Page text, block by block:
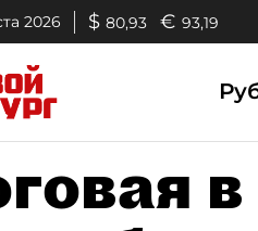
2026 $ 80,93 € 93,19